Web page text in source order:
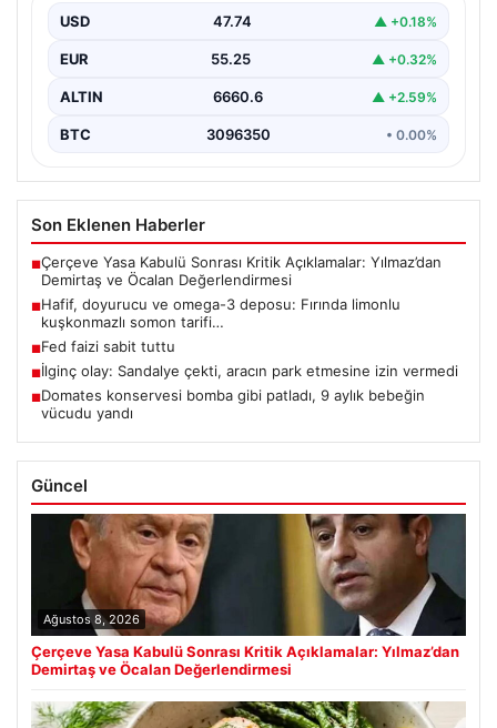
USD 47.74 ▲ +0.18%
EUR 55.25 ▲ +0.32%
ALTIN 6660.6 ▲ +2.59%
BTC 3096350 • 0.00%
Son Eklenen Haberler
■Çerçeve Yasa Kabulü Sonrası Kritik Açıklamalar: Yılmaz’dan
Demirtaş ve Öcalan Değerlendirmesi
■Hafif, doyurucu ve omega-3 deposu: Fırında limonlu
kuşkonmazlı somon tarifi…
■Fed faizi sabit tuttu
■İlginç olay: Sandalye çekti, aracın park etmesine izin vermedi
■Domates konservesi bomba gibi patladı, 9 aylık bebeğin
vücudu yandı
Güncel
Ağustos 8, 2026
Çerçeve Yasa Kabulü Sonrası Kritik Açıklamalar: Yılmaz’dan
Demirtaş ve Öcalan Değerlendirmesi